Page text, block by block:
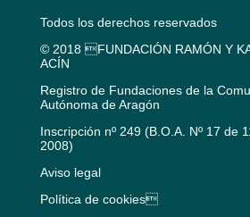
Todos los derechos reservados
© 2018 FUNDACIÓN RAMÓN Y
ACÍN
Registro de Fundaciones de la
Autónoma de Aragón
Inscripción nº 249 (B.O.A. Nº 17 de
2008)
Aviso legal
Política de cookies